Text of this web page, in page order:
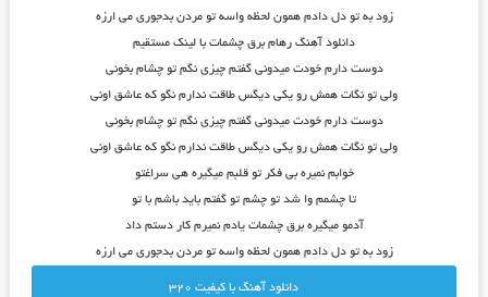
زود به تو دل دادم همون لحظه واسه تو مردن بدجوری می ارزه
دانلود آهنگ رهام برق چشمات با لینک مستقیم
دوست دارم خودت میدونی گفتم چیزی نگم تو چشام بخونی
ولی تو نگات همش رو یکی دیگس طاقت ندارم نگو که عاشق اونی
دوست دارم خودت میدونی گفتم چیزی نگم تو چشام بخونی
ولی تو نگات همش رو یکی دیگس طاقت ندارم نگو که عاشق اونی
خوابم نمیره بی فکر تو قلبم میگیره هی سراغتو
تا چشمم وا شد تو چشم تو گفتم باید باشم با تو
آدمو میگیره برق چشمات یادم نمیرم کار دستم داد
زود به تو دل دادم همون لحظه واسه تو مردن بدجوری می ارزه
دانلود آهنگ با کيفيت 320